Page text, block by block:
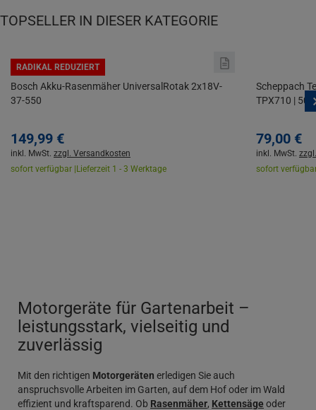
TOPSELLER IN DIESER KATEGORIE
RADIKAL REDUZIERT
Bosch Akku-Rasenmäher UniversalRotak 2x18V-
37-550
149,99 €
inkl. MwSt. zzgl. Versandkosten
sofort verfügbar | Lieferzeit 1 - 3 Werktage
Scheppach
TPX710 |
79,00 €
inkl. MwSt.
sofort
Motorgeräte für Gartenarbeit –
leistungsstark, vielseitig und
zuverlässig
Mit den richtigen Motorgeräten erledigen Sie auch
anspruchsvolle Arbeiten im Garten, auf dem Hof oder im Wald
effizient und kraftsparend. Ob Rasenmäher, Kettensäge oder